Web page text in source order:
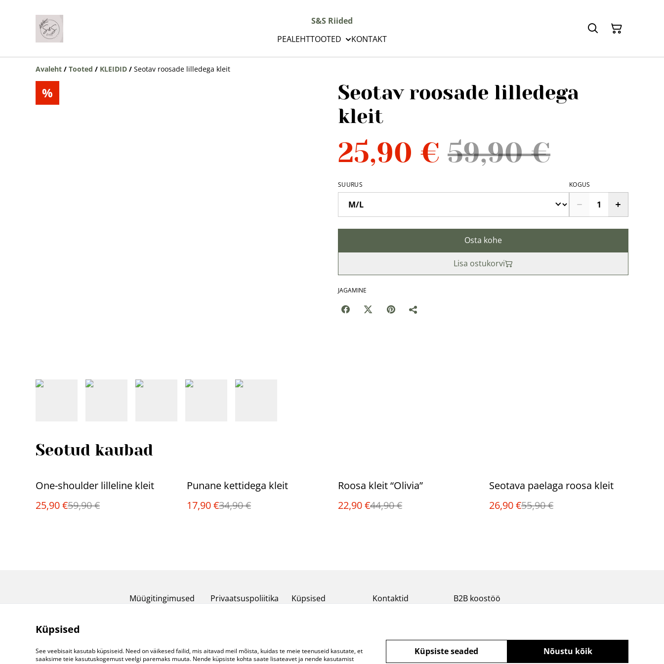
S&S Riided
PEALEHTTOOTED KONTAKT
Avaleht / Tooted / KLEIDID / Seotav roosade lilledega kleit
%
Seotav roosade lilledega
kleit
25,90 € 59,90 €
SUURUS KOGUS
Osta kohe
Lisa ostukorvi
JAGAMINE
Seotud kaubad
%
One-shoulder lilleline kleit
25,90 €59,90 €
%
Punane kettidega kleit
17,90 €34,90 €
%
Roosa kleit “Olivia”
22,90 €44,90 €
%
Seotava paelaga roosa kleit
26,90 €55,90 €
Müügitingimused Privaatsuspoliitika Küpsised Kontaktid B2B koostöö
Küpsised
See veebisait kasutab küpsiseid. Need on väikesed failid, mis aitavad meil mõista, kuidas te meie teenuseid kasutate, et
saaksime teie kasutuskogemust veelgi paremaks muuta. Nende küpsiste kohta saate lisateavet ja nende kasutamist
Nõustu kõik
Küpsiste seaded